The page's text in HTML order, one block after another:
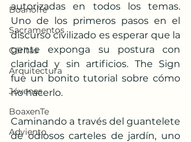
BoanoiTe
Sacramentos
Cáritas
Arquitectura
Jóvenes
BoaxenTe
Adviento
autorizadas en todos los temas.
Uno de los primeros pasos en el
discurso civilizado es esperar que la
gente exponga su postura con
claridad y sin artificios. The Sign
fue un bonito tutorial sobre cómo
no hacerlo.
Caminando a través del guantelete
de odiosos carteles de jardín, uno